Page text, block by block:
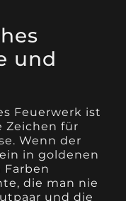
und
Feuerwerk ist
Zeichen für
Wenn der
in goldenen
die man nie
und die